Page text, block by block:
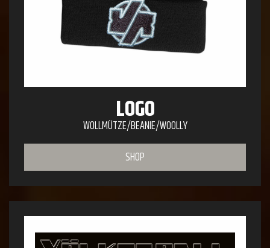
LOGO
WOLLMÜTZE/BEANIE/WOOLLY
SHOP